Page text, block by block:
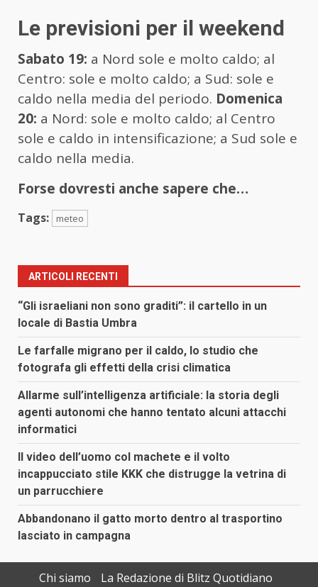
Le previsioni per il weekend
Sabato 19: a Nord sole e molto caldo; al
Centro: sole e molto caldo; a Sud: sole e
caldo nella media del periodo. Domenica
20: a Nord: sole e molto caldo; al Centro
sole e caldo in intensificazione; a Sud sole e
caldo nella media.
Forse dovresti anche sapere che…
Tags: meteo
ARTICOLI RECENTI
“Gli israeliani non sono graditi”: il cartello in un
locale di Bastia Umbra
Le farfalle migrano per il caldo, lo studio che
fotografa gli effetti della crisi climatica
Allarme sull’intelligenza artificiale: la storia degli
agenti autonomi che hanno tentato alcuni attacchi
informatici
Il video dell’uomo col machete e il volto
incappucciato stile KKK che distrugge la vetrina di
un parrucchiere
Abbandonano il gatto morto dentro al trasportino
lasciato in campagna
Chi siamo
La Redazione di Blitz Quotidiano